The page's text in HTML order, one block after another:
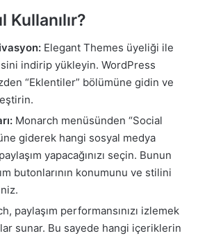
Kullanılır?
Elegant Themes üyeliği ile
indirip yükleyin. WordPress
“Eklentiler” bölümüne gidin ve
Monarch menüsünden “Social
giderek hangi sosyal medya
yapacağınızı seçin. Bunun
butonlarının konumunu ve stilini
paylaşım performansınızı izlemek
sunar. Bu sayede hangi içeriklerin